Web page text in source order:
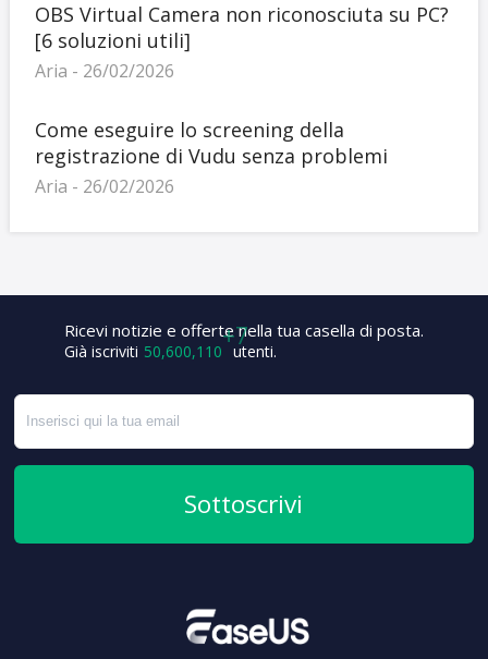
OBS Virtual Camera non riconosciuta su PC?
[6 soluzioni utili]
Aria - 26/02/2026
Come eseguire lo screening della
registrazione di Vudu senza problemi
Aria - 26/02/2026
Ricevi notizie e offerte nella tua casella di posta.
Già iscriviti 50,600,117 utenti.
Sottoscrivi